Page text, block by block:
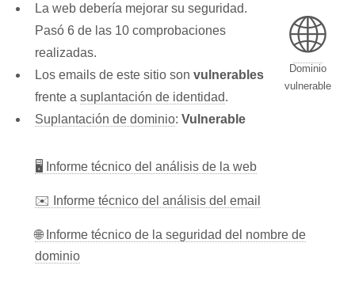
🌐
Dominio
vulnerable
La web debería mejorar su seguridad.
Pasó 6 de las 10 comprobaciones
realizadas.
Los emails de este sitio son vulnerables
frente a suplantación de identidad.
Suplantación de dominio: Vulnerable
🖥 Informe técnico del análisis de la web
✉️ Informe técnico del análisis del email
🌐 Informe técnico de la seguridad del nombre de
dominio